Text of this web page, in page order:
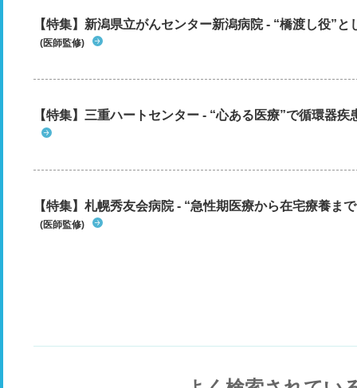
【特集】新潟県立がんセンター新潟病院 - “橋渡し役”
(医師監修)
【特集】三重ハートセンター - “心ある医療”で循環器疾
【特集】札幌秀友会病院 - “急性期医療から在宅療養ま
(医師監修)